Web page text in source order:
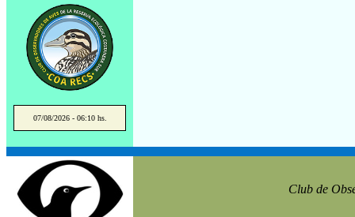
07/08/2026 - 06:10 hs.
Club de